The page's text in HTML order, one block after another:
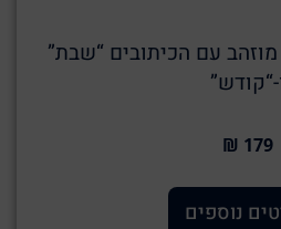
עם הכיתובים “שבת”
“קודש”
179 ₪
נוספים